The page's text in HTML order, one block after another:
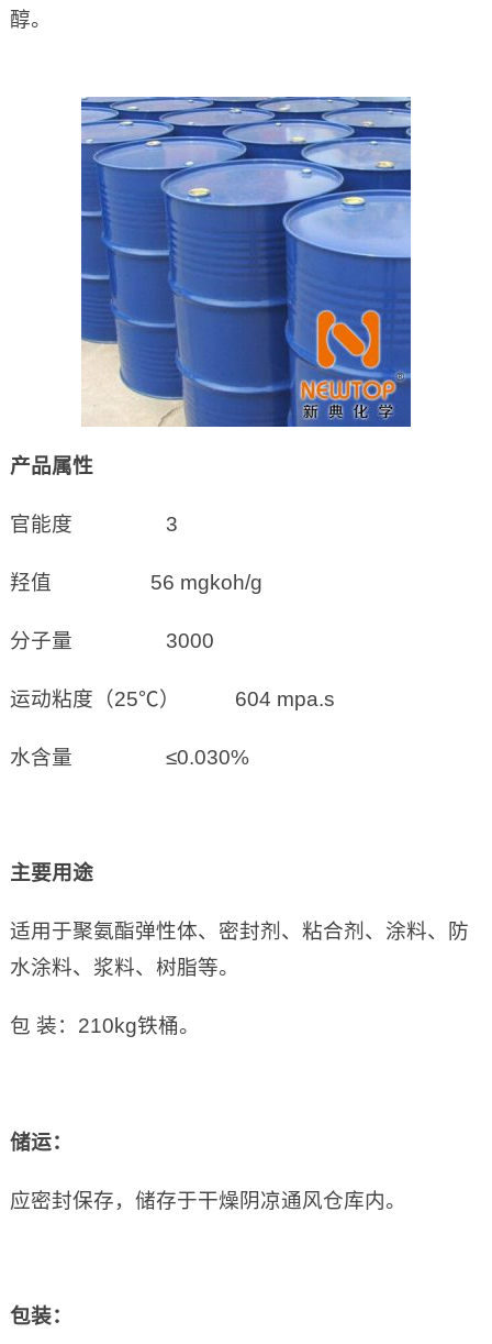
醇。
产品属性
官能度 3
羟值 56 mgkoh/g
分子量 3000
运动粘度（25℃） 604 mpa.s
水含量 ≤0.030%
主要用途
适用于聚氨酯弹性体、密封剂、粘合剂、涂料、防
水涂料、浆料、树脂等。
包 装：210kg铁桶。
储运：
应密封保存，储存于干燥阴凉通风仓库内。
包装：